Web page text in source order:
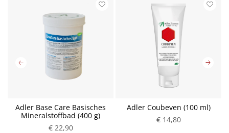
Adler Base Care Basisches
Mineralstoffbad (400 g)
€ 22,90
Adler Coubeven (100 ml)
€ 14,80